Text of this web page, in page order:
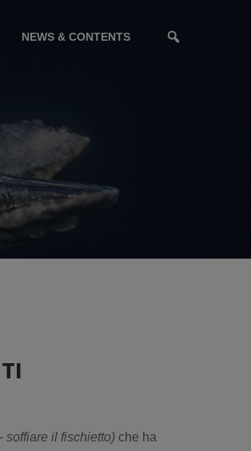
NEWS & CONTENTS
soffiare il fischietto) che ha